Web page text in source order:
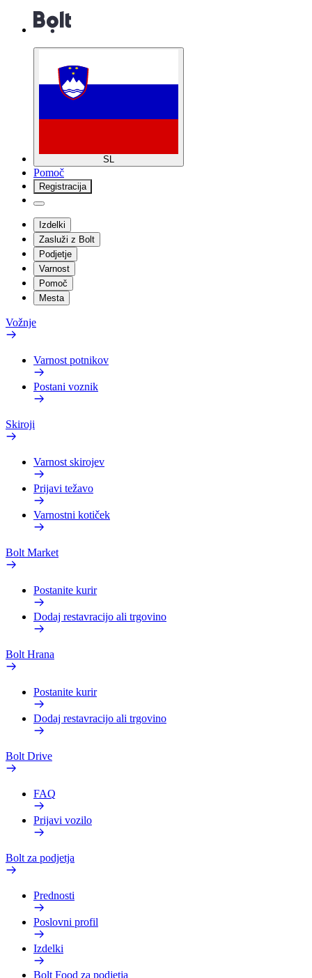
SL
Pomoč
Registracija
Izdelki
Zasluži z Bolt
Podjetje
Varnost
Pomoč
Mesta
Vožnje
Varnost potnikov
Postani voznik
Skiroji
Varnost skirojev
Prijavi težavo
Varnostni kotiček
Bolt Market
Postanite kurir
Dodaj restavracijo ali trgovino
Bolt Hrana
Postanite kurir
Dodaj restavracijo ali trgovino
Bolt Drive
FAQ
Prijavi vozilo
Bolt za podjetja
Prednosti
Poslovni profil
Izdelki
Bolt Food za podjetja